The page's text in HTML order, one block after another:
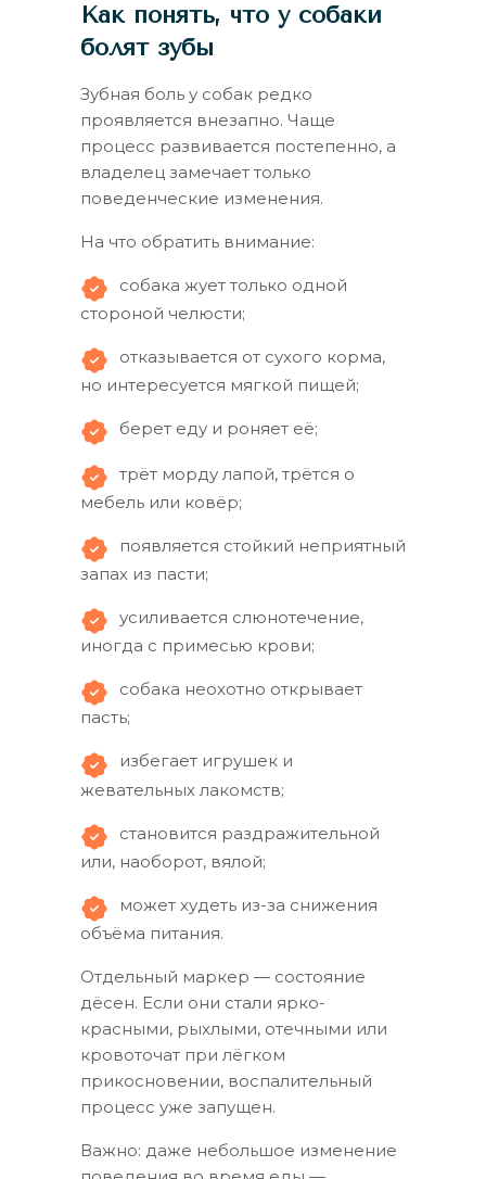
Как понять, что у собаки
болят зубы
Зубная боль у собак редко
проявляется внезапно. Чаще
процесс развивается постепенно, а
владелец замечает только
поведенческие изменения.
На что обратить внимание:
собака жует только одной
стороной челюсти;
отказывается от сухого корма,
но интересуется мягкой пищей;
берет еду и роняет её;
трёт морду лапой, трётся о
мебель или ковёр;
появляется стойкий неприятный
запах из пасти;
усиливается слюнотечение,
иногда с примесью крови;
собака неохотно открывает
пасть;
избегает игрушек и
жевательных лакомств;
становится раздражительной
или, наоборот, вялой;
может худеть из-за снижения
объёма питания.
Отдельный маркер — состояние
дёсен. Если они стали ярко-
красными, рыхлыми, отечными или
кровоточат при лёгком
прикосновении, воспалительный
процесс уже запущен.
Важно: даже небольшое изменение